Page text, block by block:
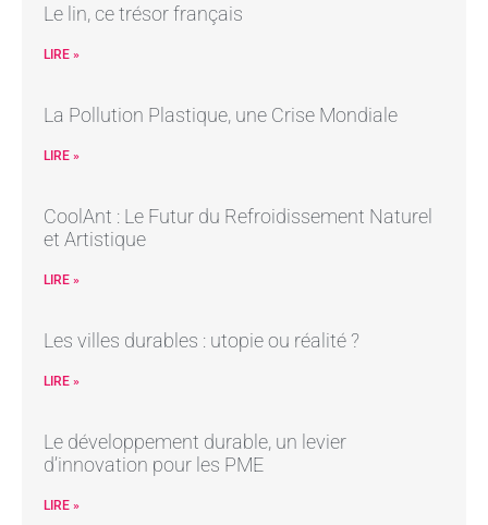
Le lin, ce trésor français
LIRE »
La Pollution Plastique, une Crise Mondiale
LIRE »
CoolAnt : Le Futur du Refroidissement Naturel
et Artistique
LIRE »
Les villes durables : utopie ou réalité ?
LIRE »
Le développement durable, un levier
d’innovation pour les PME
LIRE »